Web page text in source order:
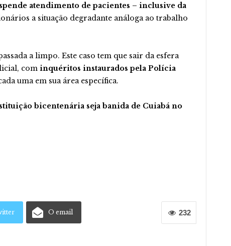
atendimento de pacientes – inclusive da
a situação degradante análoga ao trabalho
a limpo. Este caso tem que sair da esfera
com inquéritos instaurados pela Polícia
uma em sua área específica.
bicentenária seja banida de Cuiabá no
232
O email